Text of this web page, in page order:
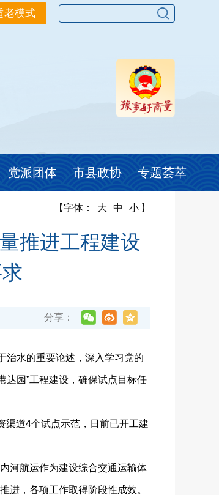
老模式
党派团体 市县政协 专题荟萃
【字体： 大 中 小 】
推进工程建设
分享：
水的重要论述，深入学习党的
达园”工程建设，确保试点目标任
道4个试点示范，日前已开工建
河航运作为建设综合交通运输体
进，各项工作取得阶段性成效。